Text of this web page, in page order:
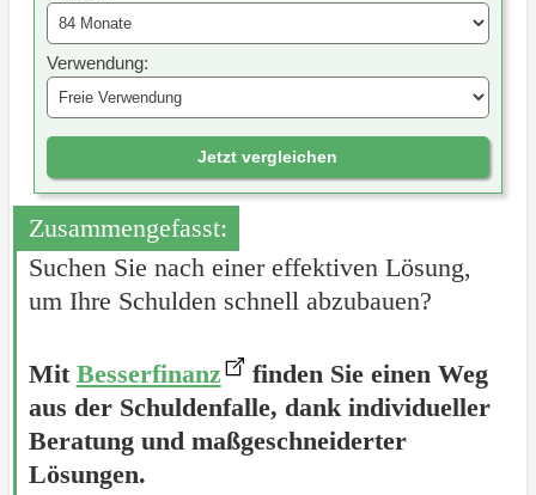
Verwendung:
Jetzt vergleichen
Zusammengefasst:
Suchen Sie nach einer effektiven Lösung,
um Ihre Schulden schnell abzubauen?
Mit Besserfinanz
finden Sie einen Weg
aus der Schuldenfalle, dank individueller
Beratung und maßgeschneiderter
Lösungen.